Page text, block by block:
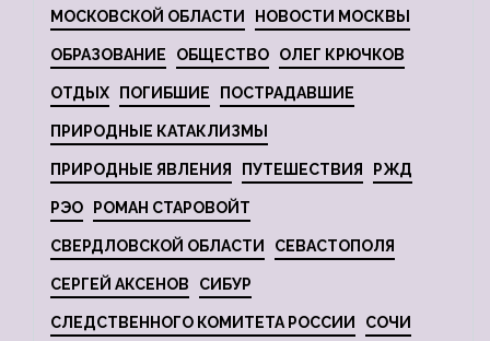
МОСКОВСКОЙ ОБЛАСТИ НОВОСТИ МОСКВЫ
ОБРАЗОВАНИЕ ОБЩЕСТВО ОЛЕГ КРЮЧКОВ
ОТДЫХ ПОГИБШИЕ ПОСТРАДАВШИЕ
ПРИРОДНЫЕ КАТАКЛИЗМЫ
ПРИРОДНЫЕ ЯВЛЕНИЯ ПУТЕШЕСТВИЯ РЖД
РЭО РОМАН СТАРОВОЙТ
СВЕРДЛОВСКОЙ ОБЛАСТИ СЕВАСТОПОЛЯ
СЕРГЕЙ АКСЕНОВ СИБУР
СЛЕДСТВЕННОГО КОМИТЕТА РОССИИ СОЧИ